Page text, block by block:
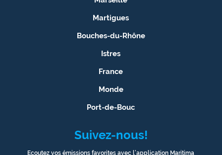
Martigues
Bouches-du-Rhône
Istres
France
Monde
Port-de-Bouc
Suivez-nous!
Ecoutez vos émissions favorites avec l’application Maritima